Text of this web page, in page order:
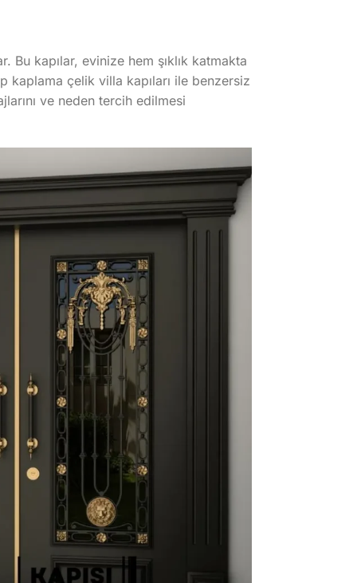
Bu kapılar, evinize hem şıklık katmakta
kaplama çelik villa kapıları ile benzersiz
ve neden tercih edilmesi